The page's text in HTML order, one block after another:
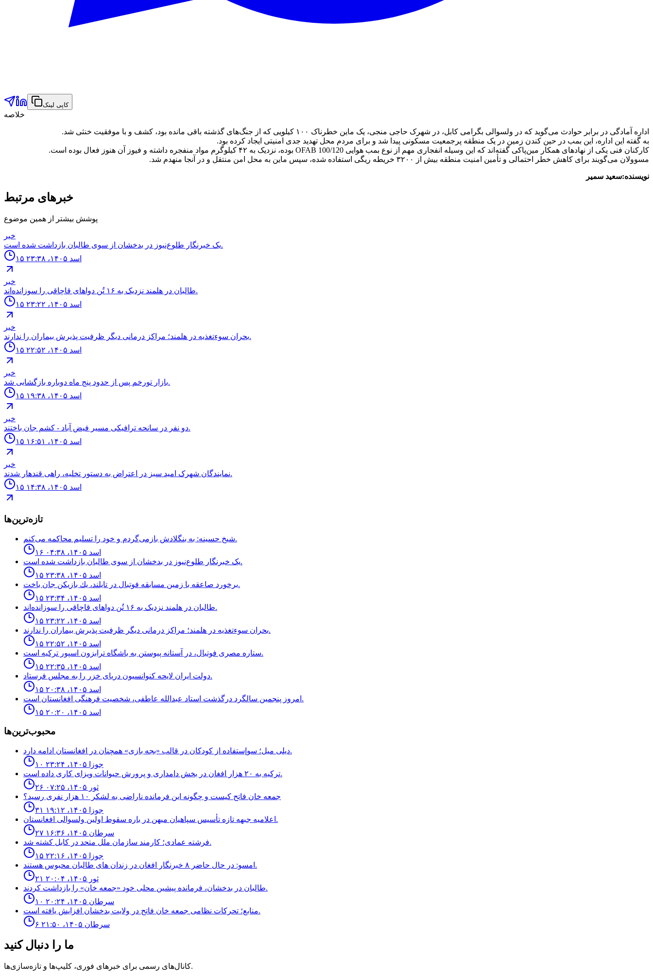
کاپی لینک
خلاصه
اداره آمادگی در برابر حوادث می‌گوید که در ولسوالی بگرامی کابل، در شهرک حاجی منجی، یک ماین خطرناک ۱۰۰ کیلویی که از جنگ‌های گذشته باقی مانده بود، کشف و با موفقیت خنثی شد.
به گفته این اداره، این بمب در حین کندن زمین در یک منطقه پرجمعیت مسکونی پیدا شد و برای مردم محل تهدید جدی امنیتی ایجاد کرده بود.
کارکنان فنی یکی از نهادهای همکار مین‌پاکی گفته‌اند که این وسیله انفجاری مهم از نوع بمب هوایی OFAB 100/120 بوده، نزدیک به ۴۲ کیلوگرم مواد منفجره داشته و فیوز آن هنوز فعال بوده است.
مسوولان می‌گویند برای کاهش خطر احتمالی و تأمین امنیت منطقه بیش از ۳۲۰۰ خریطه ریگی استفاده شده، سپس ماین به محل امن منتقل و در آنجا منهدم شد.
نویسنده:سعید سمیر
خبرهای مرتبط
پوشش بیشتر از همین موضوع
خبر
یک خبرنگار طلوع‌نیوز در بدخشان از سوی طالبان بازداشت شده است.
۱۵ اسد ۱۴۰۵، ۲۳:۳۸
خبر
طالبان در هلمند نزدیک به ۱۶ تُن دواهای قاچاقی را سوزانده‌اند.
۱۵ اسد ۱۴۰۵، ۲۳:۲۲
خبر
بحران سوءتغذیه در هلمند؛ مراکز درمانی دیگر ظرفیت پذیرش بیماران را ندارند.
۱۵ اسد ۱۴۰۵، ۲۲:۵۲
خبر
بازار تورخم پس از حدود پنج ماه دوباره بازگشایی شد.
۱۵ اسد ۱۴۰۵، ۱۹:۳۸
خبر
دو نفر در سانحه ترافيكى مسير فيض آباد - كشم جان باختند.
۱۵ اسد ۱۴۰۵، ۱۶:۵۱
خبر
نمايندگان شهرک اميد سبز در اعتراض به دستور تخليه، راهى قندهار شدند.
۱۵ اسد ۱۴۰۵، ۱۴:۳۸
تازه‌ترین‌ها
شیخ حسینه: به بنگلادش بازمی‌گردم و خود را تسلیم محاکمه می‌کنم.
۱۶ اسد ۱۴۰۵، ۰۴:۳۸
یک خبرنگار طلوع‌نیوز در بدخشان از سوی طالبان بازداشت شده است.
۱۵ اسد ۱۴۰۵، ۲۳:۳۸
برخورد صاعقه با زمين مسابقه فوتبال در تايلند، يك بازيكن جان باخت.
۱۵ اسد ۱۴۰۵، ۲۳:۳۴
طالبان در هلمند نزدیک به ۱۶ تُن دواهای قاچاقی را سوزانده‌اند.
۱۵ اسد ۱۴۰۵، ۲۳:۲۲
بحران سوءتغذیه در هلمند؛ مراکز درمانی دیگر ظرفیت پذیرش بیماران را ندارند.
۱۵ اسد ۱۴۰۵، ۲۲:۵۲
ستاره مصرى فوتبال، در آستانه پيوستن به باشگاه ترابزون اسپور تركيه است.
۱۵ اسد ۱۴۰۵، ۲۲:۳۵
دولت ايران لايحه كنوانسيون درياى خزر را به مجلس فرستاد.
۱۵ اسد ۱۴۰۵، ۲۰:۳۸
امروز پنجمین سالگرد درگذشت استاد عبدالله عاطفی، شخصیت فرهنگی افغانستان است.
۱۵ اسد ۱۴۰۵، ۲۰:۲۰
محبوب‌ترین‌ها
ديلى ميل؛ سوإستفاده از كودكان در قالب «بجه بازى» همچنان در افغانستان ادامه دارد.
۱۰ جوزا ۱۴۰۵، ۲۳:۲۴
ترکیه به ۲۰ هزار افغان در بخش دامداری و پرورش حیوانات ویزای کاری داده است.
۲۶ ثور ۱۴۰۵، ۰۷:۲۵
جمعه خان فاتح كيست و چگونه اين فرمانده ناراضى به لشكر ١٠ هزار نفرى رسيد؟
۳۱ جوزا ۱۴۰۵، ۱۹:۱۲
اعلاميه جبهه تازه تأسيس سپاهيان ميهن در باره سقوط اولين ولسوالى افغانستان.
۲۷ سرطان ۱۴۰۵، ۱۶:۳۶
فرشته عمادى؛ كارمند سازمان ملل متحد در كابل كشته شد.
۱۵ جوزا ۱۴۰۵، ۲۲:۱۶
امسو: در حال حاضر ۸ خبرنگار افغان در زندان‌ های طالبان محبوس هستند.
۲۱ ثور ۱۴۰۵، ۲۰:۰۴
طالبان در بدخشان، فرمانده پیشین محلی خود «جمعه خان» را بازداشت کردند.
۱۰ سرطان ۱۴۰۵، ۲۰:۲۴
منابع؛ تحركات نظامى جمعه خان فاتح در ولايت بدخشان افزايش يافته است.
۶ سرطان ۱۴۰۵، ۲۱:۵۰
ما را دنبال کنید
کانال‌های رسمی برای خبرهای فوری، کلیپ‌ها و تازه‌سازی‌ها.